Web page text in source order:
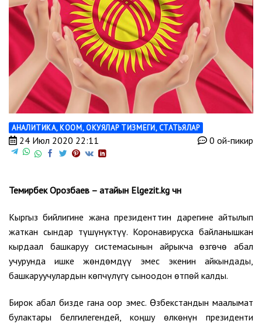
АНАЛИТИКА, КООМ,ОКУЯЛАР ТИЗМЕГИ,СТАТЬЯЛАР
24 Июл 2020 22:11 0 ой-пикир
Темирбек Орозбаев – атайын Elgezit.kg үчүн
Кыргыз бийлигине жана президенттин дарегине айтылып
жаткан сындар түшүнүктүү. Коронавируска байланышкан
кырдаал башкаруу системасынын айрыкча өзгөчө абал
учурунда ишке жөндөмдүү эмес экенин айкындады,
башкаруучулардын көпчүлүгү сыноодон өтпөй калды.
Бирок абал бизде гана оор эмес. Өзбекстандын маалымат
булактары белгилегендей, коңшу өлкөнүн президенти